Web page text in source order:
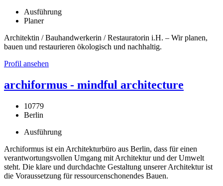
Ausführung
Planer
Architektin / Bauhandwerkerin / Restauratorin i.H. – Wir planen,
bauen und restaurieren ökologisch und nachhaltig.
Profil ansehen
archiformus - mindful architecture
10779
Berlin
Ausführung
Archiformus ist ein Architekturbüro aus Berlin, dass für einen
verantwortungsvollen Umgang mit Architektur und der Umwelt
steht. Die klare und durchdachte Gestaltung unserer Architektur ist
die Voraussetzung für ressourcenschonendes Bauen.